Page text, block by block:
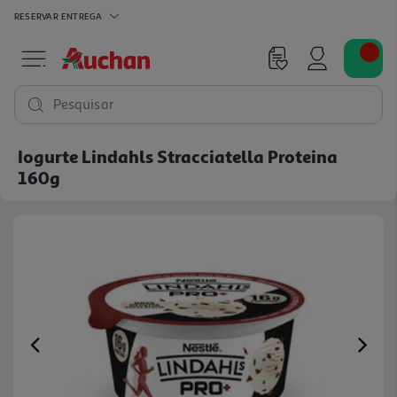
RESERVAR ENTREGA
Pesquisar
Iogurte Lindahls Stracciatella Proteina
160g
Previous